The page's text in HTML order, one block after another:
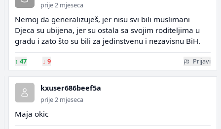
prije 2 mjeseca
Nemoj da generalizuješ, jer nisu svi bili muslimani
Djeca su ubijena, jer su ostala sa svojim roditeljima u
gradu i zato što su bili za jedinstvenu i nezavisnu BiH.
↑ 47 ↓ 9 Prijavi
kxuser686beef5a
prije 2 mjeseca
Maja okic